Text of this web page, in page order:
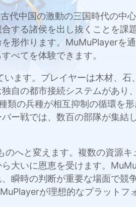
中国の激動の三国時代の中
する諸侯を出し抜くことを課
形作ります。MuMuPlayerを
べてを体験できます。
ます。プレイヤーは木材、石
自の都市接続システムがあり
の兵種が相互抑制の循環を
ー戦では、数百の部隊が集結
へと変えます。複数の資源
大いに恩恵を受けます。
瞬時の判断が重要な場面で競
が理想的なプラットフ